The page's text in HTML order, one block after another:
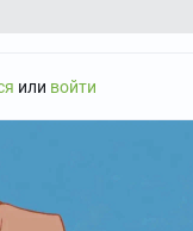
или войти